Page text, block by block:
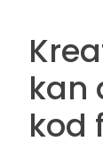
kan
kod